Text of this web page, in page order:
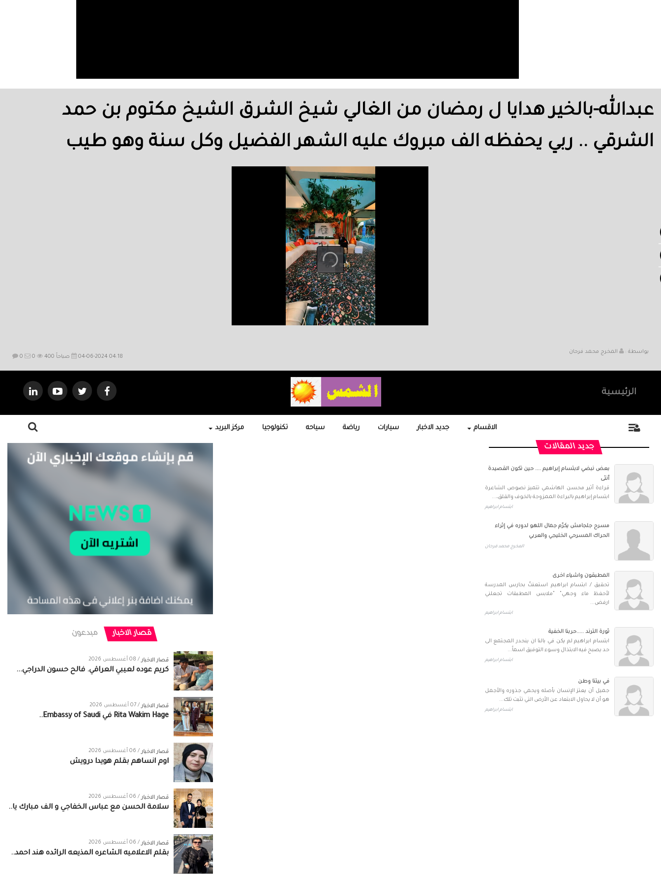
عبدالله-بالخير هدايا ل رمضان من الغالي شيخ الشرق الشيخ مكتوم بن حمد
الشرقي .. ربي يحفظه الف مبروك عليه الشهر الفضيل وكل سنة وهو طيب
بواسطة :
المخرج محمد فرحان
04-06-2024 04:18 صباحاً
0 0 400
الرئيسية
الاقسام جديد الاخبار سيارات رياضة سياحه تكنولوجيا مركز البريد
جديد المقالات
بعض نبضي لابتسام إبراهيم .... حين تكون القصيدة
أنثى
قراءة أثير محسن الهاشمي تتميز نصوص الشاعرة
ابتسام إبراهيم بالبراءة الممزوجة بالخوف والقلق،...
ابتسام ابراهيم
مسرح جلجامش يكرّم جمال اللهو لدوره في إثراء
الحراك المسرحي الخليجي والعربي
المخرج محمد فرحان
المطبقون واشياء اخرى
تحقيق / ابتسام ابراهيم استعنتُ بحارس المدرسة
لأحفظ ماء وجهي" "ملابس المطبقات تجعلني
ارفض...
ابتسام ابراهيم
ثورة الترند .....حربنا الخفية
ابتسام ابراهيم لم يكن في بالنا ان ينحدر المجتمع الى
حد يصبح فيه الابتذال وسوء التوفيق اسماً...
ابتسام ابراهيم
في بيتنا وطن
جميل أن يعتز الإنسان بأصله ويحمي جذوره والأجمل
هو أن لا يحاول الابتعاد عن الأرض التي تثبت تلك...
ابتسام ابراهيم
قصار الاخبار مبدعون
قصار الاخبار / 08 أغسطس 2026
كريم عوده لعيبي العراقي. فالح حسون الدراجي...
قصار الاخبار / 07 أغسطس 2026
قصار الاخبار / 06 أغسطس 2026
اوم انساهم بقلم هويدا درويش
قصار الاخبار / 06 أغسطس 2026
سلامة الحسن‏ مع ‏عباس الخفاجي‏ و‏ الف مبارك يا..
قصار الاخبار / 06 أغسطس 2026
بقلم الاعلاميه الشاعره المذيعه الرائده هند احمد..